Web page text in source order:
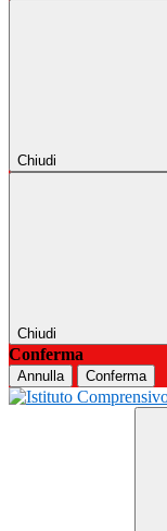
Chiudi
Chiudi
Conferma
Annulla Conferma